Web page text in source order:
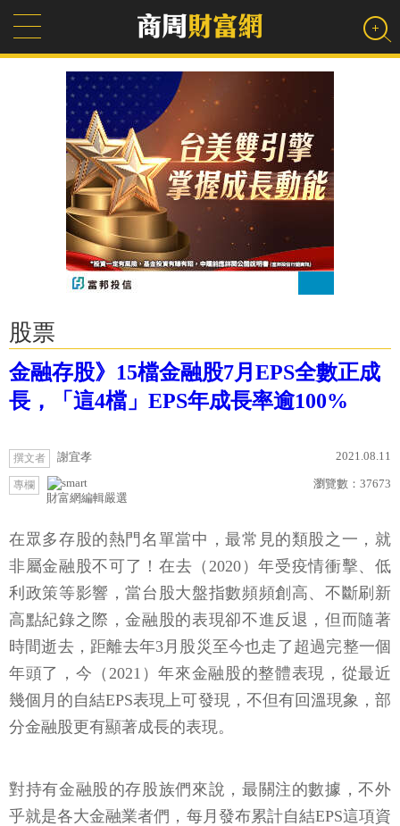
股票
金融存股》15檔金融股7月EPS全數正成
長，「這4檔」EPS年成長率逾100%
撰文者 謝宜孝 2021.08.11
專欄
財富網編輯嚴選
瀏覽數： 37673
在眾多存股的熱門名單當中，最常見的類股之一，就
非屬金融股不可了！在去（2020）年受疫情衝擊、低
利政策等影響，當台股大盤指數頻頻創高、不斷刷新
高點紀錄之際，金融股的表現卻不進反退，但而隨著
時間逝去，距離去年3月股災至今也走了超過完整一個
年頭了，今（2021）年來金融股的整體表現，從最近
幾個月的自結EPS表現上可發現，不但有回溫現象，部
分金融股更有顯著成長的表現。
對持有金融股的存股族們來說，最關注的數據，不外
乎就是各大金融業者們，每月發布累計自結EPS這項資